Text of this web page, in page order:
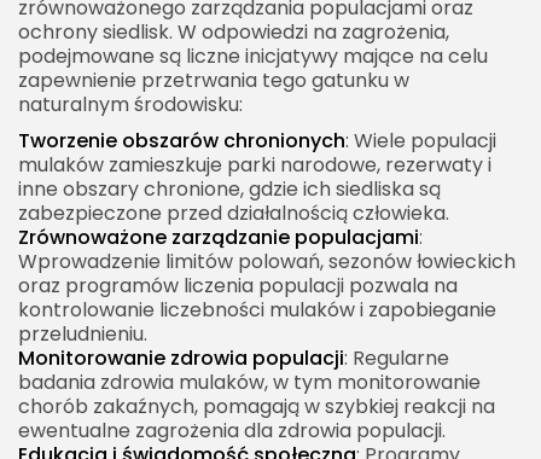
zrównoważonego zarządzania populacjami oraz
ochrony siedlisk. W odpowiedzi na zagrożenia,
podejmowane są liczne inicjatywy mające na celu
zapewnienie przetrwania tego gatunku w
naturalnym środowisku:
Tworzenie obszarów chronionych: Wiele populacji
mulaków zamieszkuje parki narodowe, rezerwaty i
inne obszary chronione, gdzie ich siedliska są
zabezpieczone przed działalnością człowieka.
Zrównoważone zarządzanie populacjami:
Wprowadzenie limitów polowań, sezonów łowieckich
oraz programów liczenia populacji pozwala na
kontrolowanie liczebności mulaków i zapobieganie
przeludnieniu.
Monitorowanie zdrowia populacji: Regularne
badania zdrowia mulaków, w tym monitorowanie
chorób zakaźnych, pomagają w szybkiej reakcji na
ewentualne zagrożenia dla zdrowia populacji.